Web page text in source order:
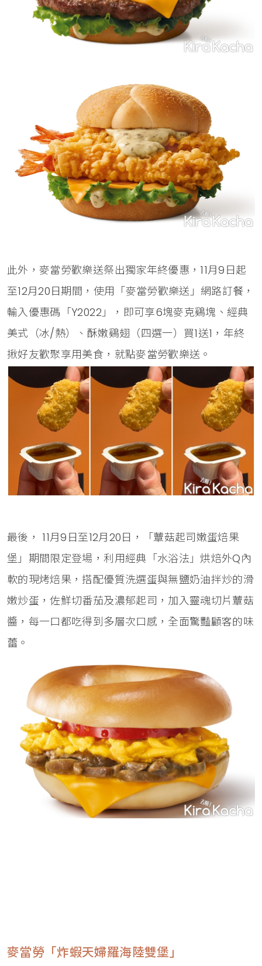
此外，麥當勞歡樂送祭出獨家年終優惠，11月9日起
至12月20日期間，使用「麥當勞歡樂送」網路訂餐，
輸入優惠碼「Y2022」，即可享6塊麥克鷄塊、經典
美式（冰/熱）、酥嫩鷄翅（四選一）買1送1，年終
揪好友歡聚享用美食，就點麥當勞歡樂送。
最後， 11月9日至12月20日，「蕈菇起司嫩蛋焙果
堡」期間限定登場，利用經典「水浴法」烘焙外Q內
軟的現烤焙果，搭配優質洗選蛋與無鹽奶油拌炒的滑
嫩炒蛋，佐鮮切番茄及濃郁起司，加入靈魂切片蕈菇
醬，每一口都吃得到多層次口感，全面驚豔顧客的味
蕾。
麥當勞「炸蝦天婦羅海陸雙堡」